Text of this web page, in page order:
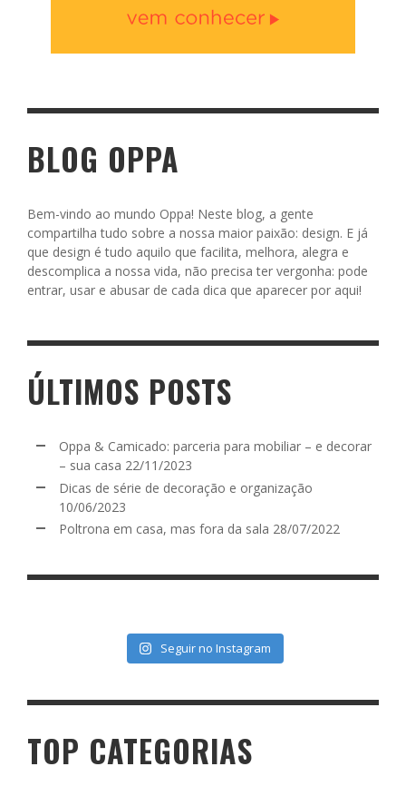
BLOG OPPA
Bem-vindo ao mundo Oppa! Neste blog, a gente
compartilha tudo sobre a nossa maior paixão: design. E já
que design é tudo aquilo que facilita, melhora, alegra e
descomplica a nossa vida, não precisa ter vergonha: pode
entrar, usar e abusar de cada dica que aparecer por aqui!
ÚLTIMOS POSTS
Oppa & Camicado: parceria para mobiliar – e decorar
– sua casa 22/11/2023
Dicas de série de decoração e organização
10/06/2023
Poltrona em casa, mas fora da sala 28/07/2022
Seguir no Instagram
TOP CATEGORIAS